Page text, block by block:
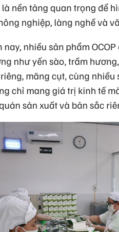
nền tảng quan trọng để
nghiệp, làng nghề và
nay, nhiều sản phẩm
như yến sào, trầm
măng cụt, cùng
chỉ mang giá trị kinh tế
sản xuất và bản sắc